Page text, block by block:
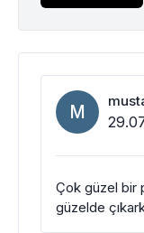
M
Çok güzel bir
güzelde